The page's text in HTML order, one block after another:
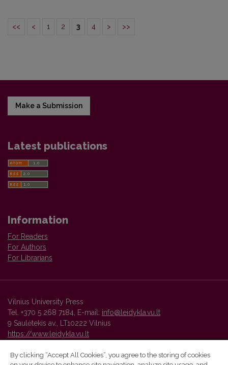
<< < 1 2 3 4 > >>
Make a Submission
Latest publications
Information
For Readers
For Authors
For Librarians
Vilnius University Press
Tel. +370 5 268 7184, E-mail: info@leidykla.vu.lt
9 Saulėtekis av., LT10222 Vilnius
https://www.leidykla.vu.lt
By clicking “Accept All Cookies”, you agree to the storing of cookies